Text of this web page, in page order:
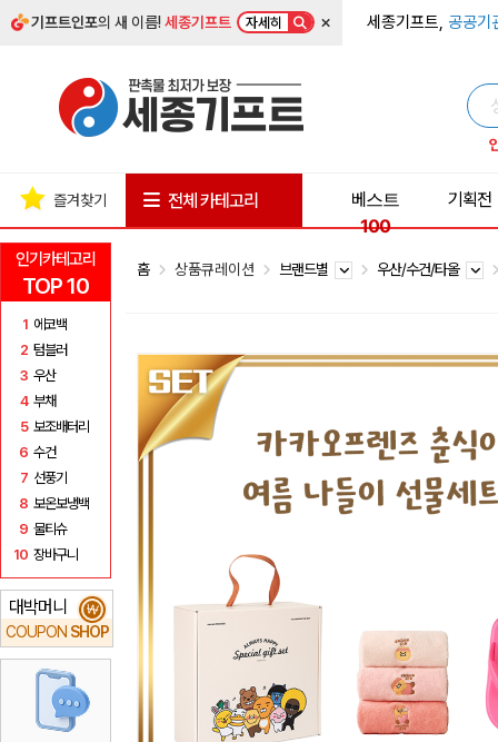
기프트인포의 새 이름!세종기프트 자세히 × 세종기프트, 공공기
인기카테고리
TOP 10
1 에코백
2 텀블러
3 우산
4 부채
5 보조배터리
6 수건
7 선풍기
8 보온보냉백
9 물티슈
10 장바구니
대박머니
COUPON SHOP
₩
즐겨찾기 전체 카테고리
베스트
100
기획전
홈 상품큐레이션 브랜드별 우산/수건/타올